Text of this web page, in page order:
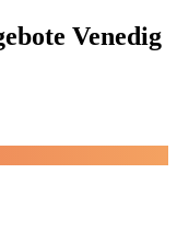
Venedig